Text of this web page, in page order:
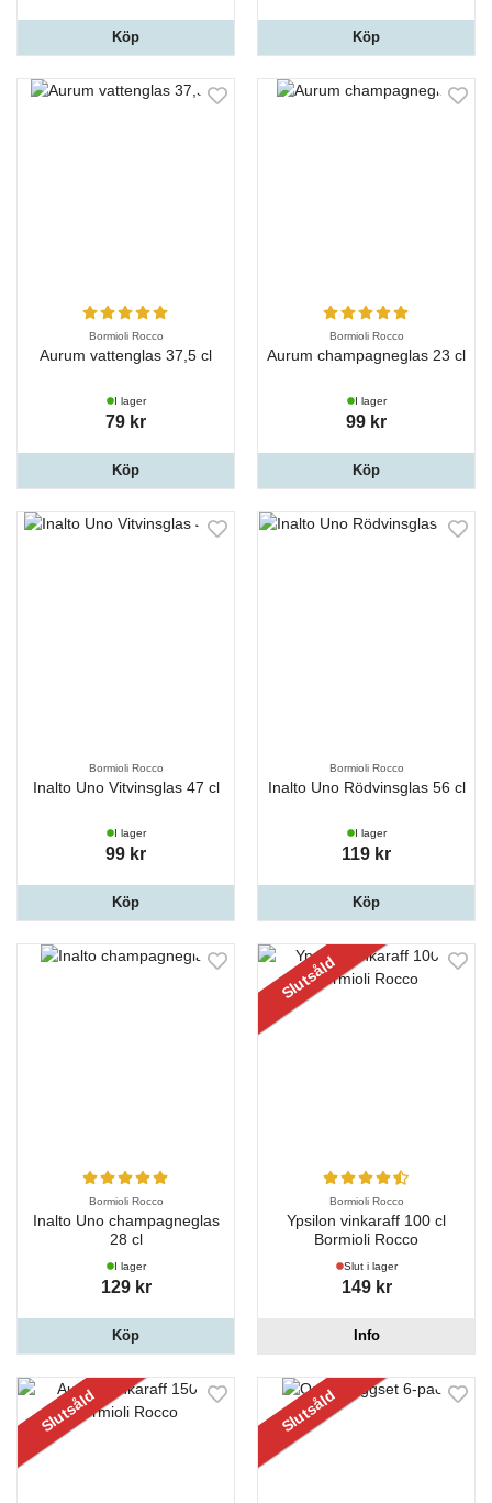
Köp Köp
Bormioli Rocco
Aurum vattenglas 37,5 cl
I lager
79 kr
Köp
Bormioli Rocco
Aurum champagneglas 23 cl
I lager
99 kr
Köp
Bormioli Rocco
Inalto Uno Vitvinsglas 47 cl
I lager
99 kr
Köp
Bormioli Rocco
Inalto Uno Rödvinsglas 56 cl
I lager
119 kr
Köp
Bormioli Rocco
Inalto Uno champagneglas
28 cl
I lager
129 kr
Köp
Slutsåld
Bormioli Rocco
Ypsilon vinkaraff 100 cl
Bormioli Rocco
Slut i lager
149 kr
Info
Slutsåld Slutsåld